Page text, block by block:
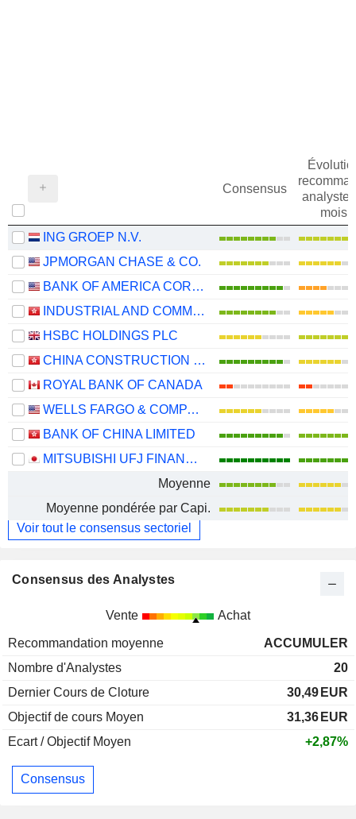
Consensus
mois
ING GROEP N.V.
JPMORGAN CHASE & CO.
BANK OF AMERICA CORPORATION
INDUSTRIAL AND COMMERCIAL BANK OF CHINA LIMITED
HSBC HOLDINGS PLC
CHINA CONSTRUCTION BANK CORPORATION
ROYAL BANK OF CANADA
WELLS FARGO & COMPANY
BANK OF CHINA LIMITED
MITSUBISHI UFJ FINANCIAL GROUP, INC.
Moyenne
Moyenne pondérée par Capi.
Voir tout le consensus sectoriel
Consensus des Analystes
Vente Achat
Recommandation moyenne
ACCUMULER
Nombre d'Analystes
20
Dernier Cours de Cloture
30,49 EUR
Objectif de cours Moyen
31,36 EUR
Ecart / Objectif Moyen
+2,87%
Consensus